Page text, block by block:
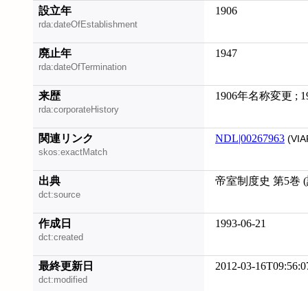
設立年
rda:dateOfEstablishment
1906
廃止年
rda:dateOfTermination
1947
来歴
rda:corporateHistory
1906年名称変更 ;
関連リンク
skos:exactMatch
NDL|00267963
出典
dct:source
帝室制度史 第5巻
作成日
dct:created
1993-06-21
最終更新日
dct:modified
2012-03-